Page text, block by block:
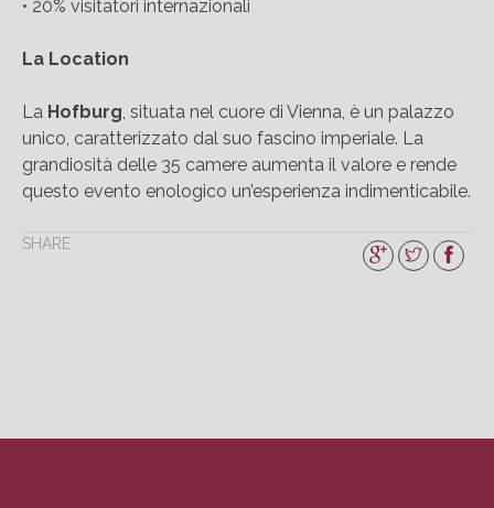
• 20% visitatori internazionali
La Location
La Hofburg , situata nel cuore di Vienna, è un palazzo
unico, caratterizzato dal suo fascino imperiale. La
grandiosità delle 35 camere aumenta il valore e rende
questo evento enologico un’esperienza indimenticabile.
SHARE